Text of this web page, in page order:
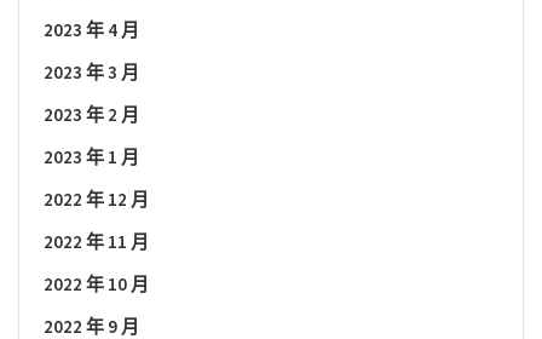
2023 年 4 月
2023 年 3 月
2023 年 2 月
2023 年 1 月
2022 年 12 月
2022 年 11 月
2022 年 10 月
2022 年 9 月